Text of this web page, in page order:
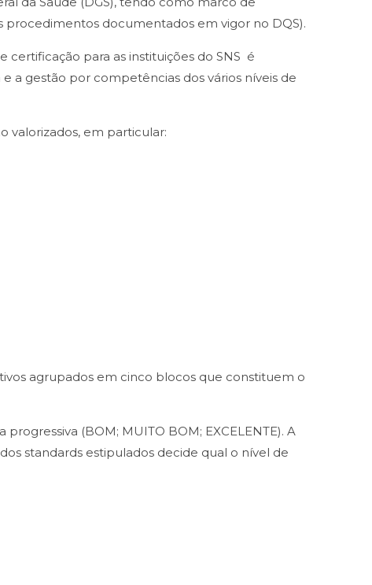
procedimentos documentados em vigor no DQS).
certificação para as instituições do SNS é
a gestão por competências dos vários níveis de
valorizados, em particular:
agrupados em cinco blocos que constituem o
(BOM; MUITO BOM; EXCELENTE). A
standards estipulados decide qual o nível de